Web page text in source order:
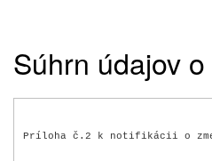
Súhrn údajov
Príloha č.2 k notifikácii o